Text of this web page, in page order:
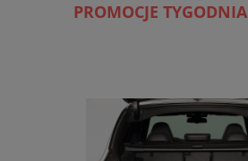
PROMOCJE TYGODNIA